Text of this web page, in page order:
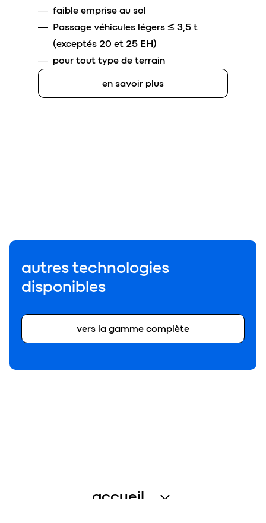
faible emprise au sol
Passage véhicules légers ≤ 3,5 t
(exceptés 20 et 25 EH)
pour tout type de terrain
en savoir plus
autres technologies
disponibles
vers la gamme complète
accueil